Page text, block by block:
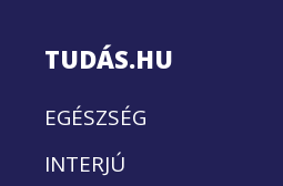
TUDÁS.HU
EGÉSZSÉG
INTERJÚ